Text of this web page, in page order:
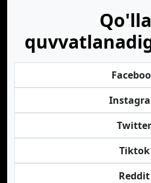
Twitter
Tiktok
Reddit